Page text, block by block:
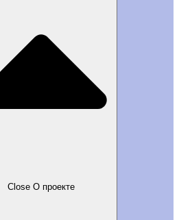
Close О проекте